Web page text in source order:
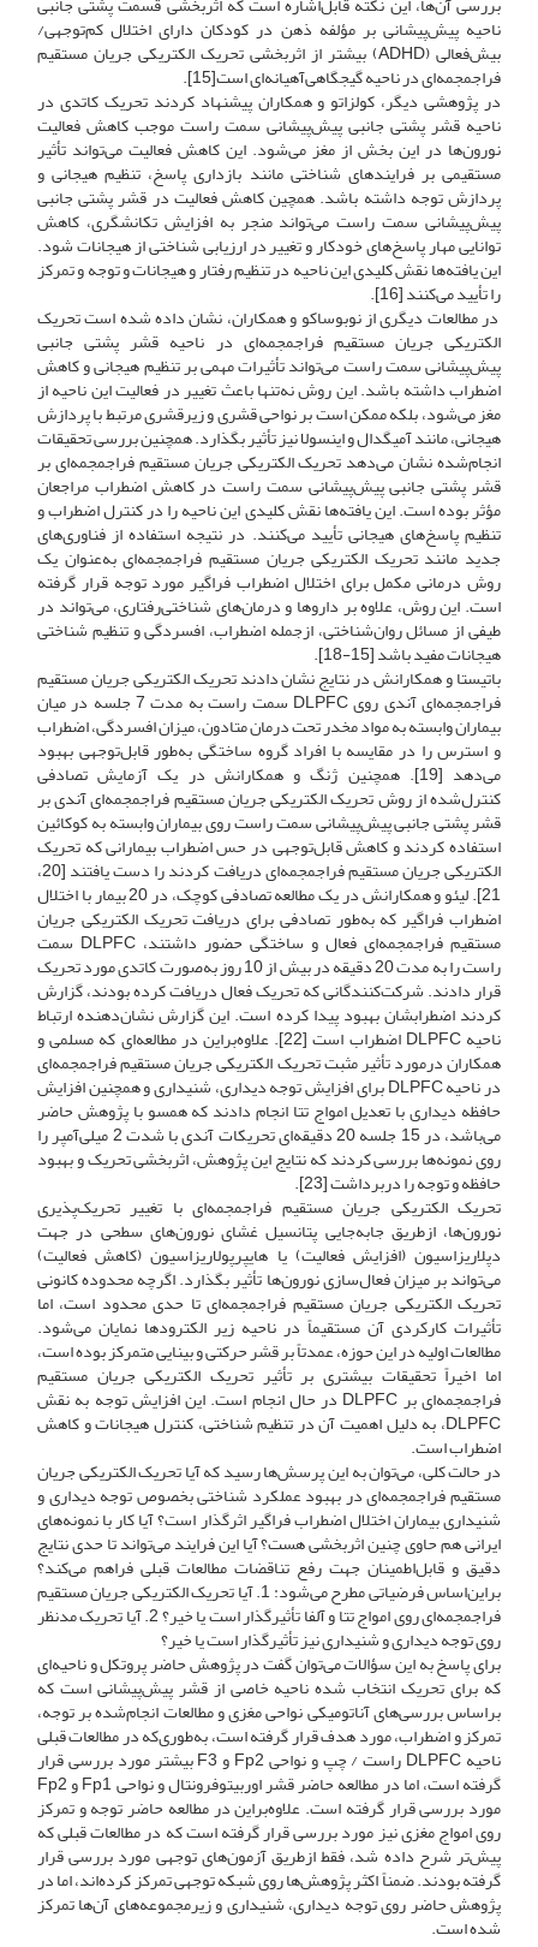
ناحیه پیش‌پیشانی بر مؤلفه ذهن در کودکان دارای اختلال کم‌توجهی/
بیش‌فعالی (ADHD) بیشتر از اثربخشی تحریک الکتریکی جریان مستقیم
فراجمجمه‌ای در ناحیه گیجگاهی‌آهیانه‌ای است[15].
در پژوهشی دیگر، کولزاتو و همکاران پیشنهاد کردند تحریک کاتدی در
ناحیه قشر پشتی جانبی پیش‌پیشانی سمت راست موجب کاهش فعالیت
نورون‌ها در این بخش از مغز می‌شود. این کاهش فعالیت می‌تواند تأثیر
مستقیمی بر فرایندهای شناختی مانند بازداری پاسخ، تنظیم هیجانی و
پردازش توجه داشته باشد. همچین کاهش فعالیت در قشر پشتی جانبی
پیش‌پیشانی سمت راست می‌تواند منجر به افزایش تکانشگری، کاهش
توانایی مهار پاسخ‌های خودکار و تغییر در ارزیابی شناختی از هیجانات شود.
این یافته‌ها نقش کلیدی این ناحیه در تنظیم رفتار و هیجانات و توجه و تمرکز
را تأیید می‌کنند [16].
در مطالعات دیگری از نوبوساکو و همکاران، نشان داده شده ‌است تحریک
الکتریکی جریان مستقیم فراجمجمه‌ای در ناحیه قشر پشتی جانبی
پیش‌پیشانی سمت راست می‌تواند تأثیرات مهمی بر تنظیم هیجانی و کاهش
اضطراب داشته باشد. این روش نه‌تنها باعث تغییر در فعالیت این ناحیه از
مغز می‌شود، بلکه ممکن است بر نواحی قشری و زیرقشری مرتبط با پردازش
هیجانی، مانند آمیگدال و اینسولا نیز تأثیر بگذارد. همچنین بررسی تحقیقات
انجام‌شده نشان می‌دهد تحریک الکتریکی جریان مستقیم فراجمجمه‌ای بر
قشر پشتی جانبی پیش‌پیشانی سمت راست در کاهش اضطراب مراجعان
مؤثر بوده است. این یافته‌ها نقش کلیدی این ناحیه را در کنترل اضطراب و
تنظیم پاسخ‌های هیجانی تأیید می‌کنند. در نتیجه استفاده از فناوری‌های
جدید مانند تحریک الکتریکی جریان مستقیم فراجمجمه‌ای به‌عنوان یک
روش درمانی مکمل برای اختلال اضطراب فراگیر مورد توجه قرار گرفته
است. این روش، علاوه بر داروها و درمان‌های شناختی‌رفتاری، می‌تواند در
طیفی از مسائل روان‌شناختی، ازجمله اضطراب، افسردگی و تنظیم شناختی
هیجانات مفید باشد [15-18].
باتیستا و همکارانش در نتایج نشان دادند تحریک الکتریکی جریان مستقیم
فراجمجمه‌ای آندی روی DLPFC سمت راست به مدت 7 جلسه در میان
بیماران وابسته به مواد مخدر تحت درمان متادون، میزان افسردگی، اضطراب
و استرس را در مقایسه با افراد گروه ساختگی به‌طور قابل‌توجهی بهبود
می‌دهد [19]. همچنین ژنگ و همکارانش در یک آزمایش تصادفی
کنترل‌شده از روش تحریک الکتریکی جریان مستقیم فراجمجمه‌ای آندی بر
قشر پشتی جانبی پیش‌پیشانی سمت راست ‌روی بیماران وابسته به کوکائین
استفاده کردند و کاهش قابل‌توجهی در حس اضطراب بیمارانی که تحریک
الکتریکی جریان مستقیم فراجمجمه‌ای دریافت کردند را دست یافتند [20،
21]. لیئو و همکارانش در یک مطالعه تصادفی کوچک، در 20 بیمار با اختلال
اضطراب فراگیر که به‌طور تصادفی برای دریافت تحریک الکتریکی جریان
مستقیم فراجمجمه‌ای فعال و ساختگی حضور داشتند، DLPFC‌ سمت
راست را به مدت 20 دقیقه در بیش از 10 روز به‌صورت کاتدی مورد تحریک
قرار دادند. شرکت‌کنندگانی که تحریک فعال دریافت کرده بودند، گزارش
کردند اضطرابشان بهبود پیدا کرده است. این گزارش نشان‌دهنده ارتباط
ناحیه DLPFC اضطراب است [22]. علاوه‌بر‌این در مطالعه‌ای که مسلمی و
همکاران در‌مورد تأثیر مثبت‌ تحریک الکتریکی جریان مستقیم فراجمجمه‌ای
در ناحیه DLPFC برای افزایش توجه دیداری، شنیداری و همچنین افزایش
حافظه دیداری با تعدیل امواج تتا انجام دادند که همسو با پژوهش حاضر
می‌باشد، در 15 جلسه 20 دقیقه‌ای تحریکات آندی با شدت 2 میلی‌آمپر را
روی نمونه‌ها بررسی کردند که نتایج این پژوهش، اثربخشی تحریک و بهبود
حافظه و توجه را دربرداشت [23].
تحریک الکتریکی جریان مستقیم فراجمجمه‌ای با تغییر تحریک‌پذیری
نورون‌ها، از‌طریق جابه‌جایی پتانسیل غشای نورون‌های سطحی در جهت
دپلاریزاسیون (افزایش فعالیت) یا هایپرپولاریزاسیون (کاهش فعالیت)
می‌تواند بر میزان فعال‌سازی نورون‌ها تأثیر بگذارد. اگرچه محدوده کانونی
تحریک الکتریکی جریان مستقیم فراجمجمه‌ای تا حدی محدود است، اما
تأثیرات کارکردی آن مستقیماً در ناحیه زیر الکترودها نمایان می‌شود.
مطالعات اولیه در این حوزه، عمدتاً بر قشر حرکتی و بینایی متمرکز بوده است،
اما اخیراً تحقیقات بیشتری بر تأثیر تحریک الکتریکی جریان مستقیم
فراجمجمه‌ای بر DLPFC‌ در حال انجام است. این افزایش توجه به نقش
DLPFC، به دلیل اهمیت آن در تنظیم شناختی، کنترل هیجانات و کاهش
اضطراب است.
در حالت کلی، می‌توان به این پرسش‌ها رسید که آیا تحریک الکتریکی جریان
مستقیم فراجمجمه‌ای در بهبود عملکرد شناختی بخصوص توجه دیداری و
شنیداری بیماران اختلال اضطراب فراگیر اثرگذار است؟ آیا کار با نمونه‌های
ایرانی هم حاوی چنین اثربخشی هست؟ آیا این فرایند می‌تواند تا حدی نتایج
دقیق و قابل‌اطمینان جهت رفع تناقضات مطالعات قبلی فراهم می‌کند؟
بر‌این‌اساس فرضیاتی مطرح می‌شود: 1. آیا تحریک الکتریکی جریان مستقیم
فراجمجمه‌ای روی امواج تتا و آلفا تأثیرگذار است یا خیر؟ 2. آیا تحریک مدنظر
روی توجه دیداری و شنیداری نیز تأثیرگذار است یا خیر؟
برای پاسخ به این سؤالات می‌توان گفت در پژوهش حاضر پروتکل و ناحیه‌ای
که برای تحریک انتخاب شده ناحیه خاصی از قشر پیش‌پیشانی است که
بر‌اساس بررسی‌های آناتومیکی نواحی مغزی و مطالعات انجام‌شده بر توجه،
تمرکز و اضطراب، مورد هدف قرار گرفته است، به‌طوری‌که در مطالعات قبلی
ناحیه DLPFC راست / چپ و نواحی Fp2 و F3‌ بیشتر مورد بررسی قرار
گرفته است، اما در مطالعه حاضر قشر اوربیتوفرونتال و نواحی Fp1 و Fp2
مورد بررسی قرار گرفته است. علاوه‌بر‌این در مطالعه حاضر توجه و تمرکز
روی امواج مغزی نیز مورد بررسی قرار گرفته است که در مطالعات قبلی که
پیش‌تر شرح داده شد، فقط از‌طریق آزمون‌های توجهی مورد بررسی قرار
گرفته بودند. ضمناً اکثر پژوهش‌ها روی شبکه توجهی تمرکز کرده‌اند، اما در
پژوهش حاضر روی توجه دیداری‌، شنیداری و زیر‌مجموعه‌های آن‌ها تمرکز
شده است.